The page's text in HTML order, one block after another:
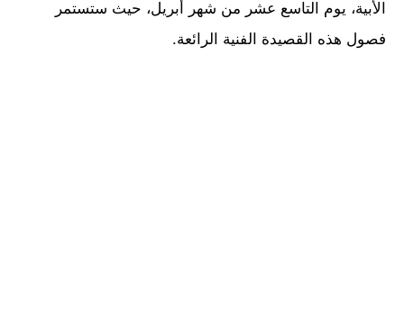
الأبية، يوم التاسع عشر من شهر أبريل، حيث ستستمر
فصول هذه القصيدة الفنية الرائعة.